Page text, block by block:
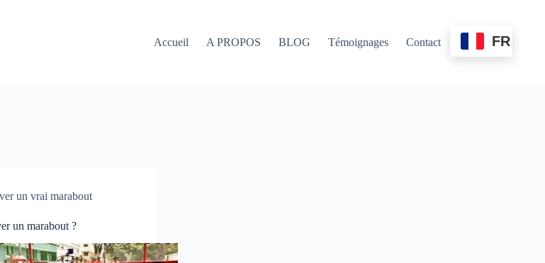
Accueil A PROPOS BLOG Témoignages Contact FR
un vrai marabout
un marabout ?